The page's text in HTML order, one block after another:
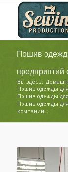
Пошив
предприятий
Вы здесь:
Пошив одежды
Пошив одежды
Пошив одежды
компании...